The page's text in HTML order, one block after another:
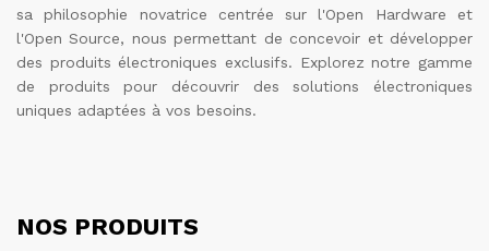
sa philosophie novatrice centrée sur l'Open Hardware et
l'Open Source, nous permettant de concevoir et développer
des produits électroniques exclusifs. Explorez notre gamme
de produits pour découvrir des solutions électroniques
uniques adaptées à vos besoins.
NOS PRODUITS